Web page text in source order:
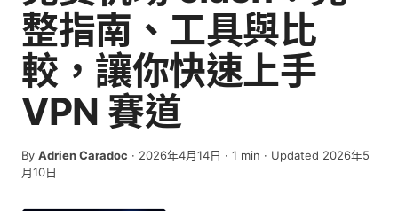
整指南、工具與比
較，讓你快速上手
VPN 賽道
By Adrien Caradoc · 2026年4月14日 · 1 min · Updated 2026年5
月10日